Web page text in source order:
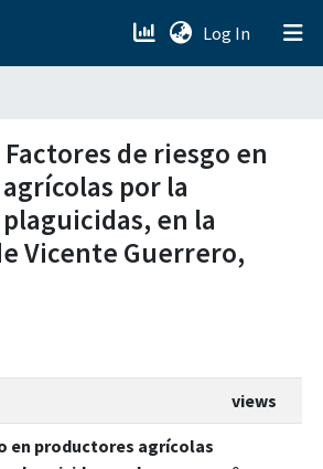
Log In (current)
de riesgo en
por la
en la
Vicente Guerrero,
views
en productores agrícolas